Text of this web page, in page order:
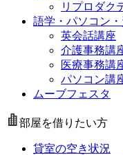
リプロダク
語学・パソコン
英会話講座
介護事務講
医療事務講
パソコン講
ムーブフェスタ
部屋を借りたい方
貸室の空き状況